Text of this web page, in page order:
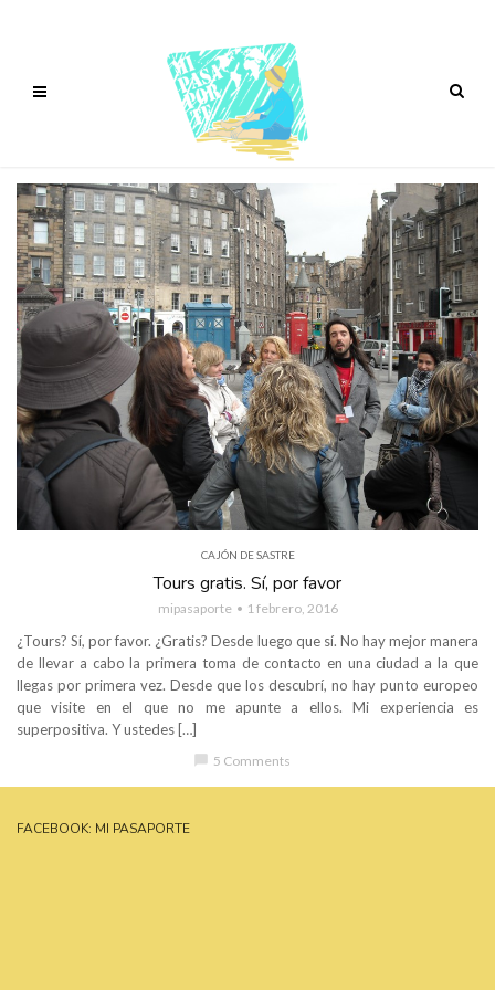
CAJÓN DE SASTRE
Tours gratis. Sí, por favor
mipasaporte 1 febrero, 2016
¿Tours? Sí, por favor. ¿Gratis? Desde luego que sí. No hay mejor manera
de llevar a cabo la primera toma de contacto en una ciudad a la que
llegas por primera vez. Desde que los descubrí, no hay punto europeo
que visite en el que no me apunte a ellos. Mi experiencia es
superpositiva. Y ustedes […]
5 Comments
FACEBOOK: MI PASAPORTE